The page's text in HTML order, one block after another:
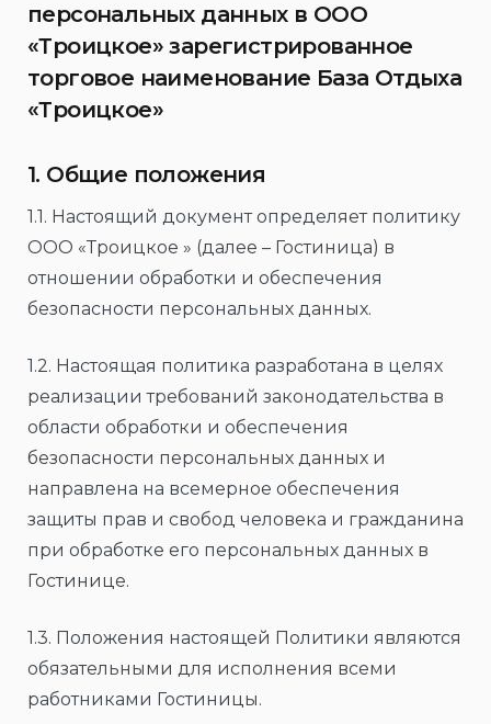
персональных данных в ООО
«Троицкое» зарегистрированное
торговое наименование База Отдыха
«Троицкое»
1. Общие положения
1.1. Настоящий документ определяет политику
ООО «Троицкое » (далее – Гостиница) в
отношении обработки и обеспечения
безопасности персональных данных.
1.2. Настоящая политика разработана в целях
реализации требований законодательства в
области обработки и обеспечения
безопасности персональных данных и
направлена на всемерное обеспечения
защиты прав и свобод человека и гражданина
при обработке его персональных данных в
Гостинице.
1.3. Положения настоящей Политики являются
обязательными для исполнения всеми
работниками Гостиницы.